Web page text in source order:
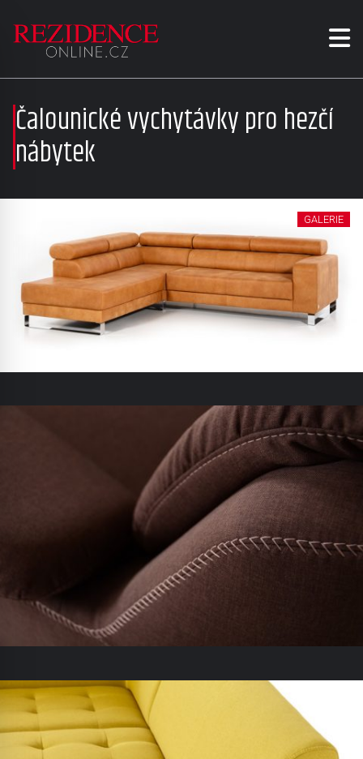
Čalounické vychytávky pro hezčí
nábytek
GALERIE